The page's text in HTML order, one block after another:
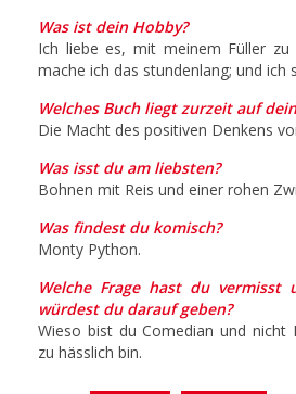
Was ist dein Hobby?
Ich liebe es, mit meinem Füller zu
mache ich das stundenlang; und ich
Welches Buch liegt zurzeit auf
Die Macht des positiven Denkens
Was isst du am liebsten?
Bohnen mit Reis und einer rohen
Was findest du komisch?
Monty Python.
Welche Frage hast du vermisst
würdest du darauf geben?
Wieso bist du Comedian und nicht
zu hässlich bin.